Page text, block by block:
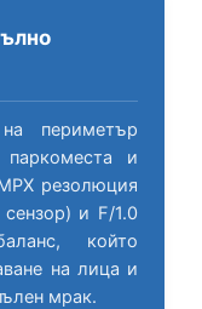
периметър
и
резолюция
и F/1.0
който
на лица и
мрак.